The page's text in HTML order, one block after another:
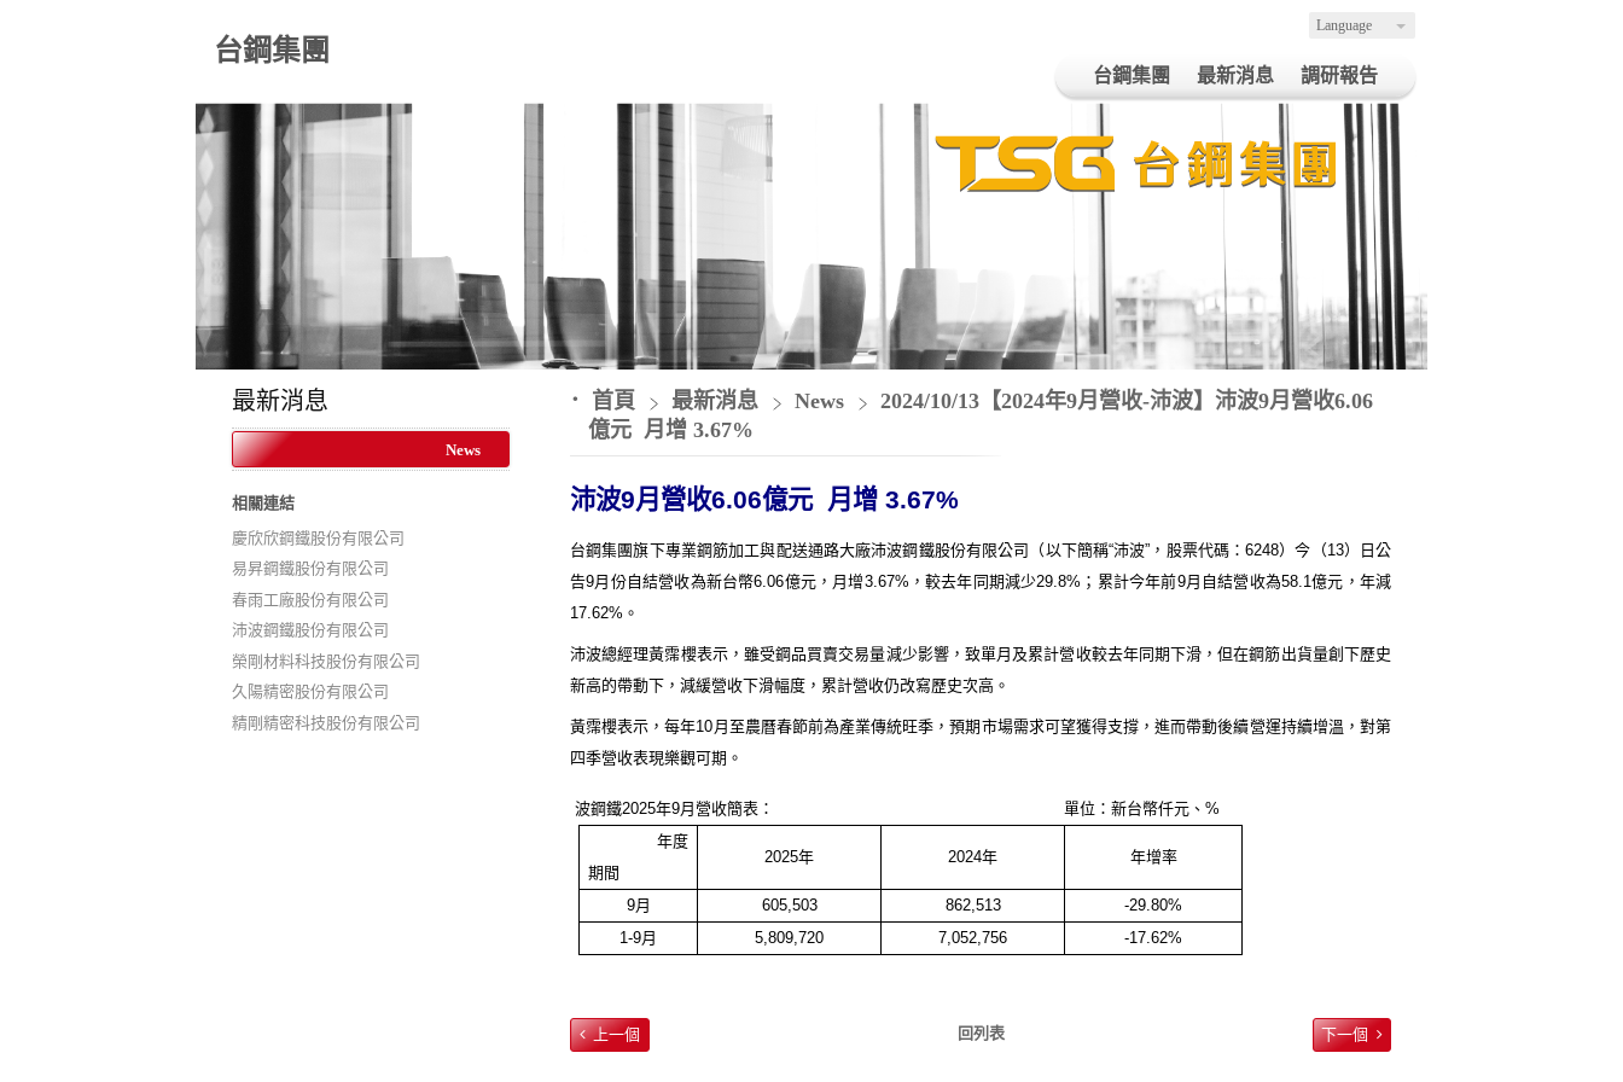
Language
台鋼集團
台鋼集團 最新消息 調研報告
最新消息
News
相關連結
慶欣欣鋼鐵股份有限公司
易昇鋼鐵股份有限公司
春雨工廠股份有限公司
沛波鋼鐵股份有限公司
榮剛材料科技股份有限公司
久陽精密股份有限公司
精剛精密科技股份有限公司
首頁 最新消息 News
2024/10/13【2024年9月營收-沛波】沛波9月營收6.06
億元 月增 3.67%
沛波9月營收6.06億元 月增 3.67%
台鋼集團旗下專業鋼筋加工與配送通路大廠沛波鋼鐵股份有限公司（以下簡稱“沛波”，股票代碼：6248）今（13）日公
告9月份自結營收為新台幣6.06億元，月增3.67%，較去年同期減少29.8%；累計今年前9月自結營收為58.1億元，年減
17.62%。
沛波總經理黃霈櫻表示，雖受鋼品買賣交易量減少影響，致單月及累計營收較去年同期下滑，但在鋼筋出貨量創下歷史
新高的帶動下，減緩營收下滑幅度，累計營收仍改寫歷史次高。
黃霈櫻表示，每年10月至農曆春節前為產業傳統旺季，預期市場需求可望獲得支撐，進而帶動後續營運持續增溫，對第
四季營收表現樂觀可期。
波鋼鐵2025年9月營收簡表： 單位：新台幣仟元、%
年度
期 間
2025年 2024年 年增率
9月 605,503 862,513
-29.80%
1-9月 5,809,720 7,052,756 -17.62%
上一個 回列表 下一個